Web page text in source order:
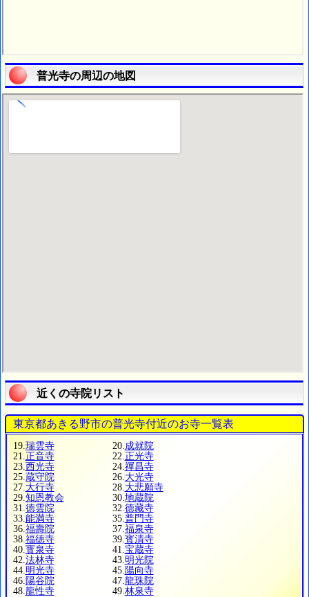
普光寺の周辺の地図
近くの寺院リスト
東京都あきる野市の普光寺付近のお寺一覧表
19. 瑞雲寺 20. 成就院
21. 正音寺 22. 正光寺
23. 西光寺 24. 禪昌寺
25. 蔵守院 26. 大光寺
27. 大行寺 28. 大悲願寺
29. 知恩教会 30. 地蔵院
31. 徳雲院 32. 徳藏寺
33. 能満寺 35. 普門寺
36. 福壽院 37. 福泉寺
38. 福徳寺 39. 寳清寺
40. 寳泉寺 41. 宝蔵寺
42. 法林寺 43. 明光院
44. 明光寺 45. 陽向寺
46. 陽谷院 47. 龍珠院
48. 龍性寺 49. 林泉寺